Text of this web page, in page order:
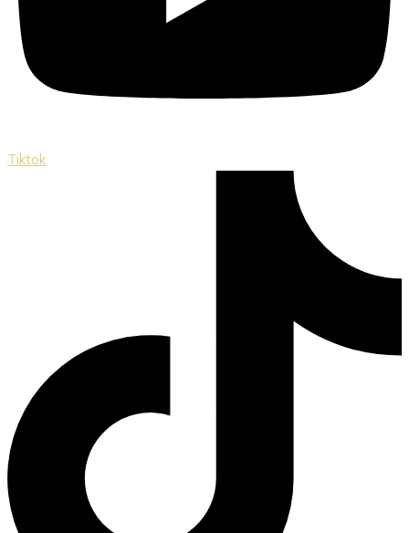
Tiktok